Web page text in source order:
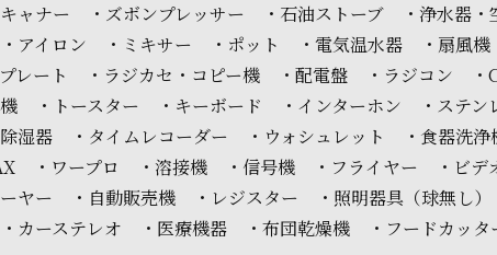
ャナー ・ズボンプレッサー ・石油ストーブ ・浄水
アイロン ・ミキサー ・ポット ・電気温水器 ・扇風
レート ・ラジカセ・コピー機 ・配電盤 ・ラジコン
機 ・トースター ・キーボード ・インターホン ・ステ
湿器 ・タイムレコーダー ・ウォシュレット ・食器洗
・ワープロ ・溶接機 ・信号機 ・フライヤー ・ビデ
ーヤー ・自動販売機 ・レジスター ・照明器具（球無
ーステレオ ・医療機器 ・布団乾燥機 ・フードカッタ